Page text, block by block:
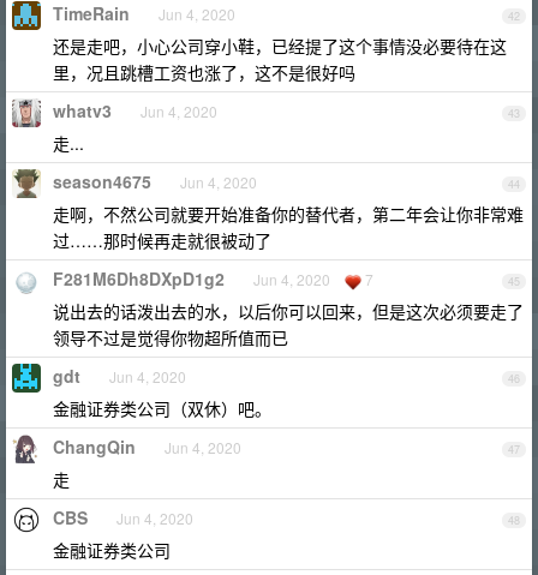
42
TimeRain Jun 4, 2020
还是走吧，小心公司穿小鞋，已经提了这个事情没必要待在这
里，况且跳槽工资也涨了，这不是很好吗
43
whatv3 Jun 4, 2020
走...
44
season4675 Jun 4, 2020
走啊，不然公司就要开始准备你的替代者，第二年会让你非常难
过……那时候再走就很被动了
45
F281M6Dh8DXpD1g2 Jun 4, 2020 7
说出去的话泼出去的水，以后你可以回来，但是这次必须要走了
领导不过是觉得你物超所值而已
46
gdt Jun 4, 2020
金融证券类公司（双休）吧。
47
ChangQin Jun 4, 2020
走
48
CBS Jun 4, 2020
金融证券类公司